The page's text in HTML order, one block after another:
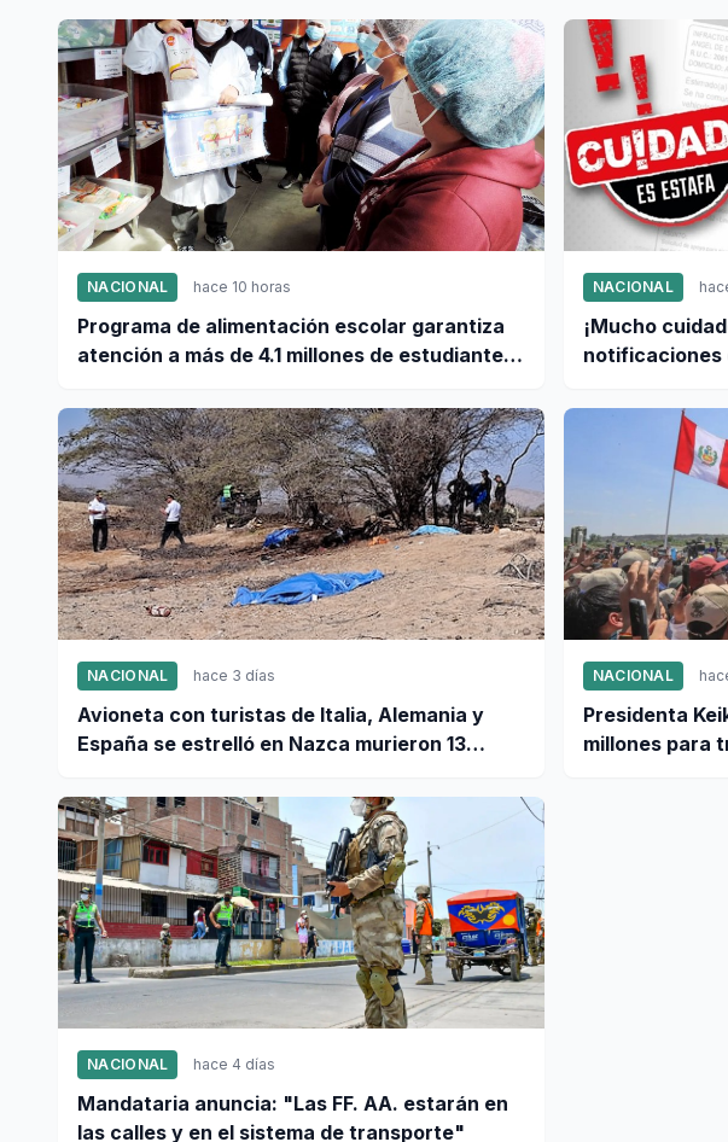
NACIONAL hace 10 horas
Programa de alimentación escolar garantiza
atención a más de 4.1 millones de estudiantes
NACIONAL
¡Mucho
notificaciones
NACIONAL hace 3 días
Avioneta con turistas de Italia, Alemania y
España se estrelló en Nazca murieron 13
NACIONAL
Presidenta
millones para
NACIONAL hace 4 días
Mandataria anuncia: "Las FF. AA. estarán en
las calles y en el sistema de transporte"